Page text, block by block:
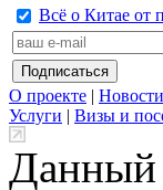
Всё о Китае от
О проекте |
Услуги | Визы и
Данный